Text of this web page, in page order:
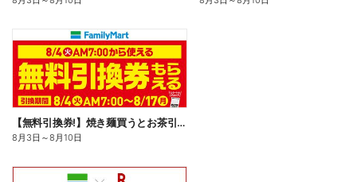
【無料引換券!】焼き麺買うとお茶引換券貰える!
8月3日 ～8月10日